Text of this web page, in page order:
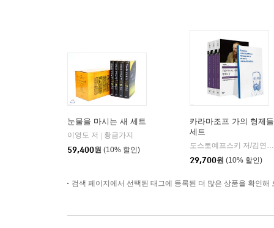
눈물을 마시는 새 세트
이영도 저
황금가지
59,400원 (10% 할인)
카라마조프 가의 형제들
세트
도스토예프스키 저/김연경 역
29,700원 (10% 할인)
검색 페이지에서 선택된 태그에 등록된 더 많은 상품을 확인해